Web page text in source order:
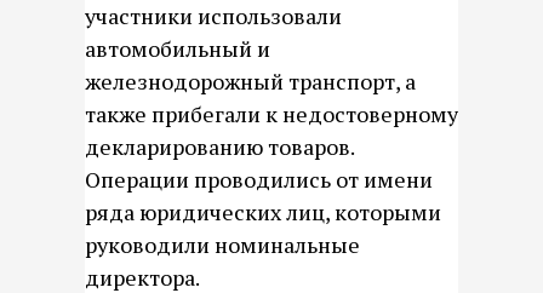
участники использовали
автомобильный и
железнодорожный транспорт, а
также прибегали к недостоверному
декларированию товаров.
Операции проводились от имени
ряда юридических лиц, которыми
руководили номинальные
директора.